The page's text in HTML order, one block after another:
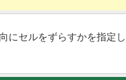
セルをずらすかを指定し